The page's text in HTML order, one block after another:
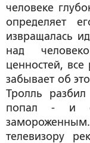
человеке
определяет
извращалась
над
ценностей,
забывает об
Тролль
попал - и
телевизору